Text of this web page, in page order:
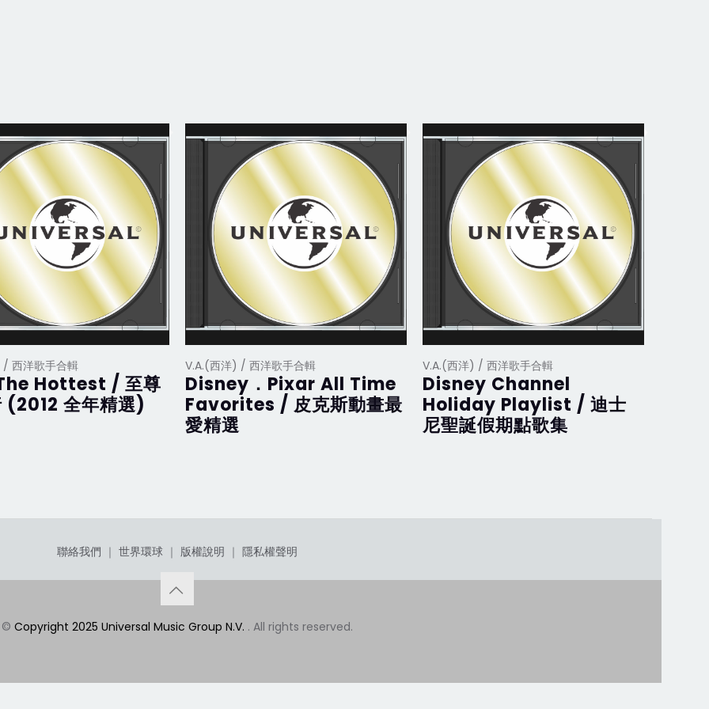
西洋歌手合輯
Hottest / 至尊
(2012 全年精選)
V.A.(西洋) / 西洋歌手合輯
Disney．Pixar All Time
Favorites / 皮克斯動畫最
愛精選
V.A.(西洋) / 西洋歌手合輯
Disney Channel
Holiday Playlist / 迪士
尼聖誕假期點歌集
聯絡我們 ｜ 世界環球｜ 版權說明 ｜ 隱私權聲明
© Copyright 2025 Universal Music Group N.V. . All rights reserved.